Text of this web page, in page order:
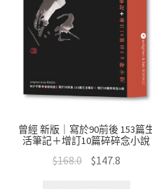
曾經 新版｜寫於90前後 153篇
活筆記＋增訂10篇碎碎念小說
$168.0 $147.8